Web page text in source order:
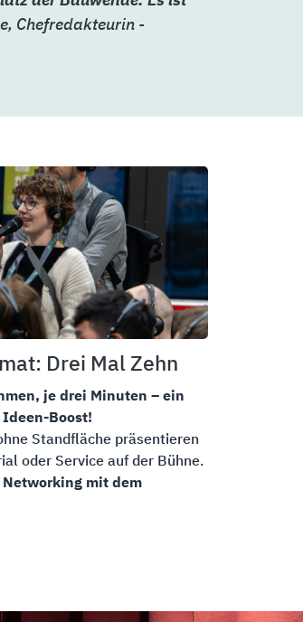
Chefredakteurin -
Drei Mal Zehn
je drei Minuten – ein
Boost!
Standfläche präsentieren
oder Service auf der Bühne.
Networking mit dem